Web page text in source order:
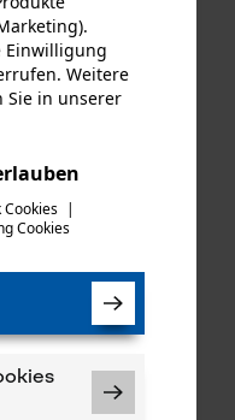
Sägeketten 3/8",
Einwilligung
Weitere
Sie in unserer
Cookies |
Cookies
Bitte